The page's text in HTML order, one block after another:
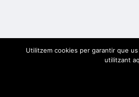
Utilitzem cookies per garantir que
utilitzant